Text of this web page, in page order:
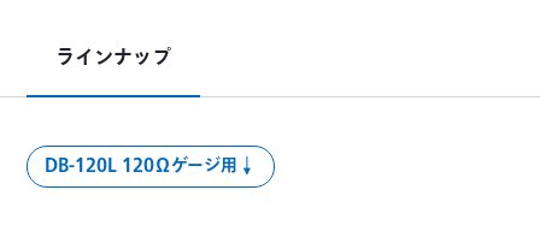
ラインナップ
DB-120L 120Ωゲージ用